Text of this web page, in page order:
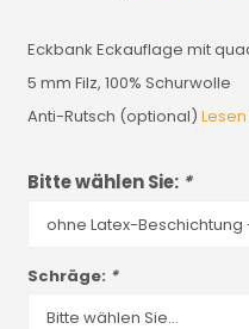
Eckbank Eckauflage mit
5 mm Filz, 100% Schurwolle
Anti-Rutsch (optional)
Bitte wählen Sie: *
Schräge: *